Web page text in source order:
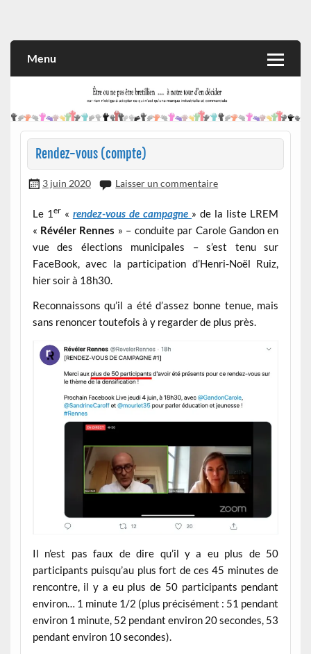
et commerciale
Menu
Rendez-vous (compte)
3 juin 2020 Laisser un commentaire
Le 1 er« rendez-vous de campagne » de la liste LREM
« Révéler Rennes » – conduite par Carole Gandon en
vue des élections municipales – s’est tenu sur
FaceBook, avec la participation d’Henri-Noël Ruiz,
hier soir à 18h30.
Reconnaissons qu’il a été d’assez bonne tenue, mais
sans renoncer toutefois à y regarder de plus près.
Il n’est pas faux de dire qu’il y a eu plus de 50
participants puisqu’au plus fort de ces 45 minutes de
rencontre, il y a eu plus de 50 participants pendant
environ… 1 minute 1/2 (plus précisément : 51 pendant
environ 1 minute, 52 pendant environ 20 secondes, 53
pendant environ 10 secondes).